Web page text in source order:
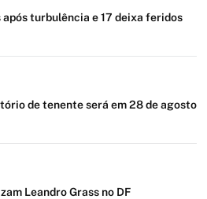
turbulência e 17 deixa feridos
de tenente será em 28 de agosto
Leandro Grass no DF